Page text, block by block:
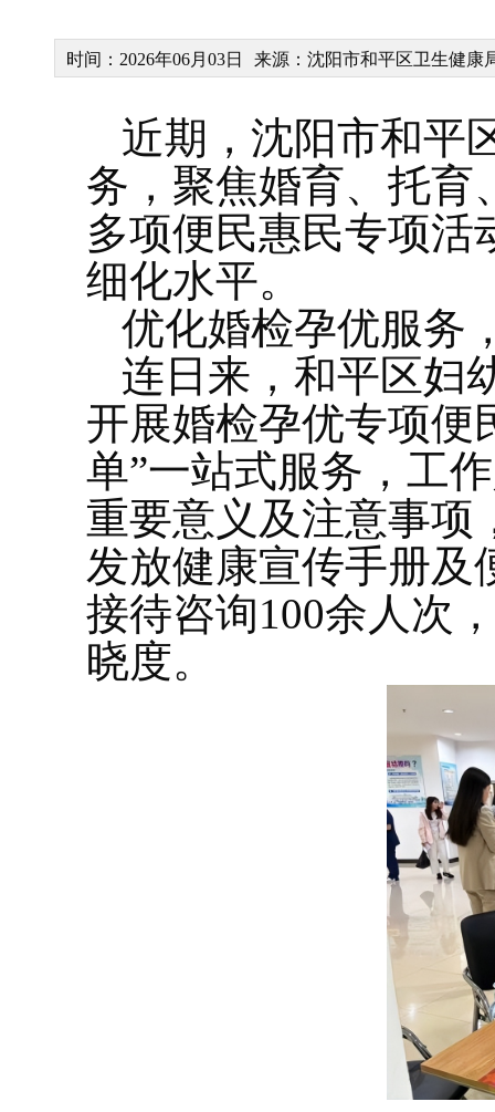
时间：2026年06月03日 来源：沈阳市和平区卫生健康
近期，沈阳市和平
务，聚焦婚育、托育
多项便民惠民专项活
细化水平。
优化婚检孕优服务
连日来，和平区妇
开展婚检孕优专项便
单”一站式服务，工
重要意义及注意事项
发放健康宣传手册及
接待咨询100余人次
晓度。